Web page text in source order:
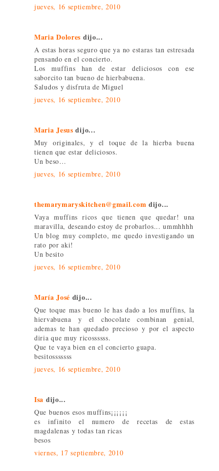
jueves, 16 septiembre, 2010
Maria Dolores dijo...
A estas horas seguro que ya no estaras tan estresada
pensando en el concierto.
Los muffins han de estar deliciosos con ese
saborcito tan bueno de hierbabuena.
Saludos y disfruta de Miguel
jueves, 16 septiembre, 2010
Maria Jesus dijo...
Muy originales, y el toque de la hierba buena
tienen que estar deliciosos.
Un beso…
jueves, 16 septiembre, 2010
themarymaryskitchen@gmail.com dijo...
Vaya muffins ricos que tienen que quedar! una
maravilla, deseando estoy de probarlos... ummhhhh
Un blog muy completo, me quedo investigando un
rato por aki!
Un besito
jueves, 16 septiembre, 2010
María José dijo...
Que toque mas bueno le has dado a los muffins, la
hiervabuena y el chocolate combinan genial,
ademas te han quedado precioso y por el aspecto
diria que muy ricossssss.
Que te vaya bien en el concierto guapa.
besitosssssss
jueves, 16 septiembre, 2010
Isa dijo...
Que buenos esos muffins¡¡¡¡¡¡
es infinito el numero de recetas de estas
magdalenas y todas tan ricas
besos
viernes, 17 septiembre, 2010